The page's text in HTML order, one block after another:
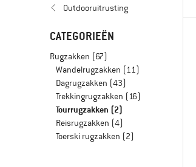
Outdooruitrusting
CATEGORIEËN
Rugzakken (67)
Wandelrugzakken (11)
Dagrugzakken (43)
Trekkingrugzakken (16)
Tourrugzakken (2)
Reisrugzakken (4)
Toerski rugzakken (2)